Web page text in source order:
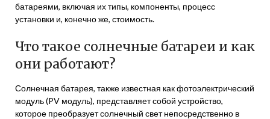
батареями, включая их типы, компоненты, процесс
установки и, конечно же, стоимость.
Что такое солнечные батареи и как
они работают?
Солнечная батарея, также известная как фотоэлектрический
модуль (PV модуль), представляет собой устройство,
которое преобразует солнечный свет непосредственно в